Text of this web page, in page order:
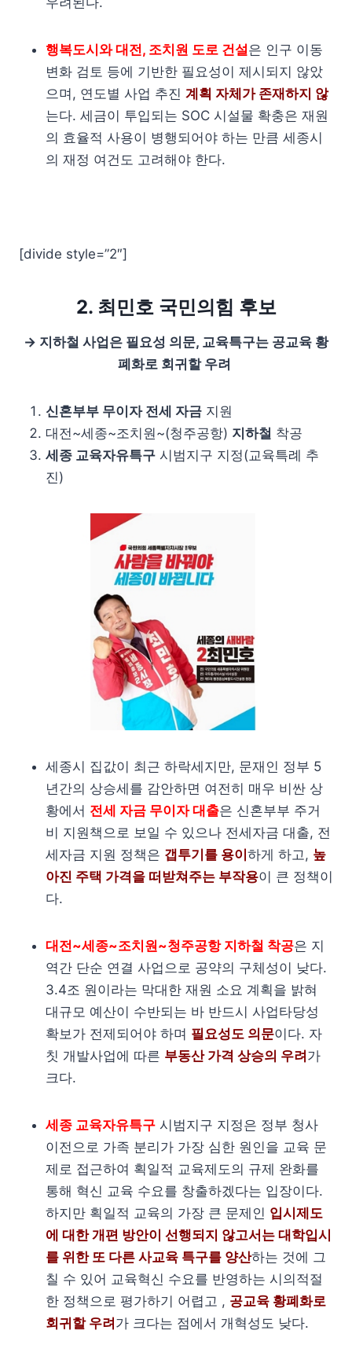
행복도시와 대전, 조치원 도로 건설은 인구 이동
변화 검토 등에 기반한 필요성이 제시되지 않았
으며, 연도별 사업 추진 계획 자체가 존재하지 않
는다. 세금이 투입되는 SOC 시설물 확충은 재원
의 효율적 사용이 병행되어야 하는 만큼 세종시
의 재정 여건도 고려해야 한다.
[divide style=”2″]
2. 최민호 국민의힘 후보
→ 지하철 사업은 필요성 의문, 교육특구는 공교육 황
폐화로 회귀할 우려
신혼부부 무이자 전세 자금 지원
대전~세종~조치원~(청주공항) 지하철 착공
세종 교육자유특구 시범지구 지정(교육특례 추
진)
세종시 집값이 최근 하락세지만, 문재인 정부 5
년간의 상승세를 감안하면 여전히 매우 비싼 상
황에서 전세 자금 무이자 대출은 신혼부부 주거
비 지원책으로 보일 수 있으나 전세자금 대출, 전
세자금 지원 정책은 갭투기를 용이하게 하고, 높
아진 주택 가격을 떠받쳐주는 부작용이 큰 정책이
다.
대전~세종~조치원~청주공항 지하철 착공은 지
역간 단순 연결 사업으로 공약의 구체성이 낮다.
3.4조 원이라는 막대한 재원 소요 계획을 밝혀
대규모 예산이 수반되는 바 반드시 사업타당성
확보가 전제되어야 하며 필요성도 의문이다. 자
칫 개발사업에 따른 부동산 가격 상승의 우려가
크다.
세종 교육자유특구 시범지구 지정은 정부 청사
이전으로 가족 분리가 가장 심한 원인을 교육 문
제로 접근하여 획일적 교육제도의 규제 완화를
통해 혁신 교육 수요를 창출하겠다는 입장이다.
하지만 획일적 교육의 가장 큰 문제인 입시제도
에 대한 개편 방안이 선행되지 않고서는 대학입시
를 위한 또 다른 사교육 특구를 양산하는 것에 그
칠 수 있어 교육혁신 수요를 반영하는 시의적절
한 정책으로 평가하기 어렵고 , 공교육 황폐화로
회귀할 우려가 크다는 점에서 개혁성도 낮다.